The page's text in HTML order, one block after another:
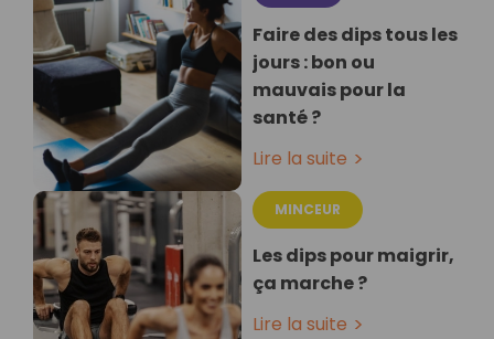
Faire des dips tous les
jours : bon ou
mauvais pour la
santé ?
Lire la suite
MINCEUR
Les dips pour maigrir,
ça marche ?
Lire la suite